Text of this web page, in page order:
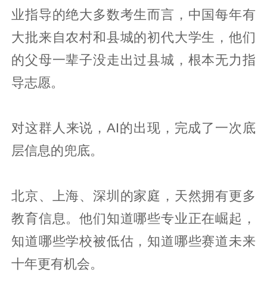
业指导的绝大多数考生而言，中国每年有
大批来自农村和县城的初代大学生，他们
的父母一辈子没走出过县城，根本无力指
导志愿。
对这群人来说，AI的出现，完成了一次底
层信息的兜底。
北京、上海、深圳的家庭，天然拥有更多
教育信息。他们知道哪些专业正在崛起，
知道哪些学校被低估，知道哪些赛道未来
十年更有机会。